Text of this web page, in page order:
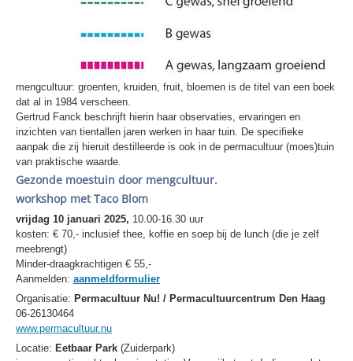
mengcultuur: groenten, kruiden, fruit, bloemen is de titel van een boek
dat al in 1984 verscheen.
Gertrud Fanck beschrijft hierin haar observaties, ervaringen en
inzichten van tientallen jaren werken in haar tuin. De specifieke
aanpak die zij hieruit destilleerde is ook in de permacultuur (moes)tuin
van praktische waarde.
Gezonde moestuin door mengcultuur.
workshop met Taco Blom
vrijdag 10 januari 2025, 10.00-16.30 uur
kosten: € 70,- inclusief thee, koffie en soep bij de lunch (die je zelf
meebrengt)
Minder-draagkrachtigen € 55,-
Aanmelden: aanmeldformulier
Organisatie: Permacultuur Nu! / Permacultuurcentrum Den Haag
06-26130464
www.permacultuur.nu
Locatie: Eetbaar Park (Zuiderpark)